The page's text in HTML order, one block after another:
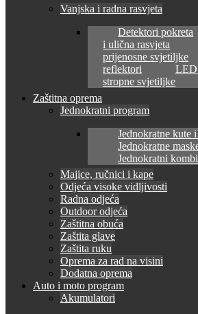
Vanjska i radna rasvjeta
Detektori pokreta
i ulična rasvjeta
prijenosne svjetiljke
reflektori
LED
stropne svjetiljke
Zaštitna oprema
Jednokratni program
Jednokratne kute
Jednokratne
Jednokratni
Majice, ručnici i kape
Odjeća visoke vidljivosti
Radna odjeća
Outdoor odjeća
Zaštitna obuća
Zaštita glave
Zaštita ruku
Oprema za rad na visini
Dodatna oprema
Auto i moto program
Akumulatori